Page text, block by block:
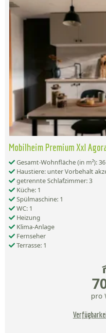
Mobilheim Premium Xxl
Gesamt-Wohnfläche (in m²): 36
Haustiere: unter Vorbehalt
getrennte Schlafzimmer: 3
Küche: 1
Spülmaschine: 1
WC: 1
Heizung
Klima-Anlage
Fernseher
Terrasse: 1
pro